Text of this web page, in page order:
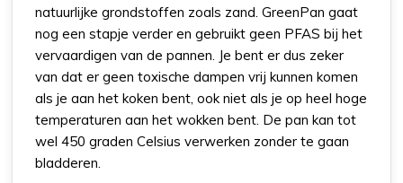
natuurlijke grondstoffen zoals zand. GreenPan gaat
nog een stapje verder en gebruikt geen PFAS bij het
vervaardigen van de pannen. Je bent er dus zeker
van dat er geen toxische dampen vrij kunnen komen
als je aan het koken bent, ook niet als je op heel hoge
temperaturen aan het wokken bent. De pan kan tot
wel 450 graden Celsius verwerken zonder te gaan
bladderen.